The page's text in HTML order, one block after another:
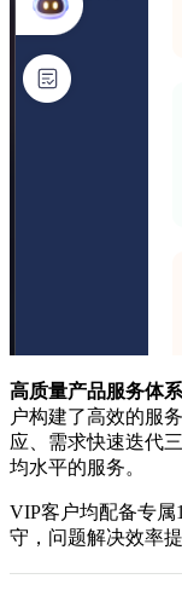
高质量产品服务体
户构建了高效的服
应、需求快速迭代
均水平的服务。
VIP客户均配备专
守，问题解决效率提